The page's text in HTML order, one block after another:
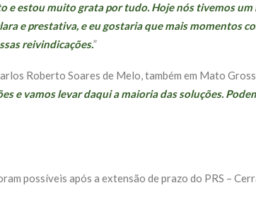
e estou muito grata por tudo. Hoje nós tivemos
e prestativa, e eu gostaria que mais momentos
reivindicações.”
Roberto Soares de Melo, também em Mato
e vamos levar daqui a maioria das soluções.
possíveis após a extensão de prazo do PRS –